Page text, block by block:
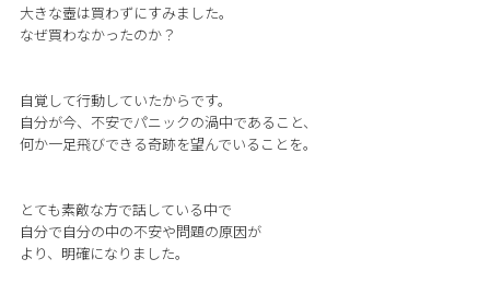
大きな壺は買わずにすみました。
なぜ買わなかったのか？
自覚して行動していたからです。
自分が今、不安でパニックの渦中であること、
何か一足飛びできる奇跡を望んでいることを。
とても素敵な方で話している中で
自分で自分の中の不安や問題の原因が
より、明確になりました。